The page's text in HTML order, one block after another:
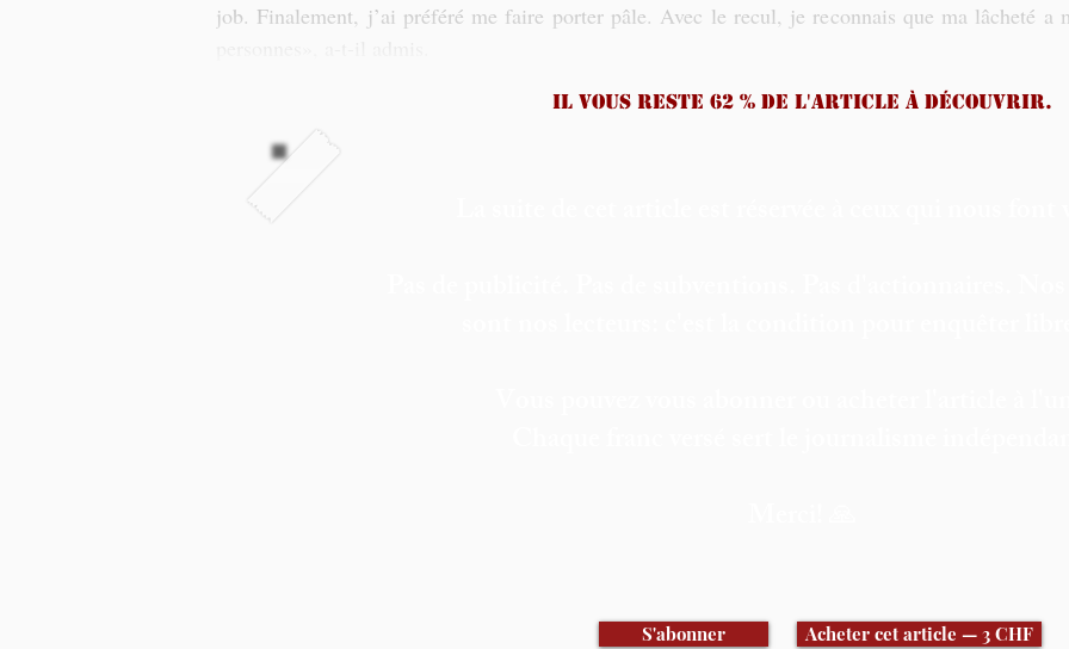
job. Finalement, j’ai préféré me faire porter pâle. Avec le recul, je reconnais que ma lâcheté a
Il vous reste 62 % de l'article à découvrir.
S'abonner Acheter cet article — 3 CHF